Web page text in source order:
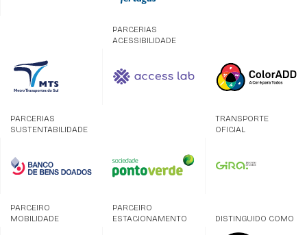
PARCERIAS
ACESSIBILIDADE
PARCERIAS
SUSTENTABILIDADE
TRANSPORTE
OFICIAL
PARCEIRO
MOBILIDADE
PARCEIRO
ESTACIONAMENTO
DISTINGUIDO COMO